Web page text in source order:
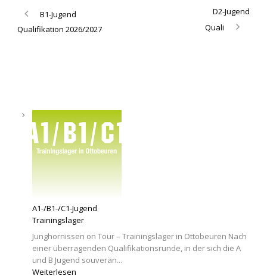
B1-Jugend
Qualifikation 2026/2027
D2-Jugend
Quali
A1-/B1-/C1-Jugend
Trainingslager
Junghornissen on Tour – Trainingslager in Ottobeuren Nach
einer überragenden Qualifikationsrunde, in der sich die A
und B Jugend souverän...
Weiterlesen